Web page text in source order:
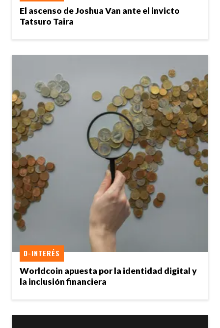
El ascenso de Joshua Van ante el invicto
Tatsuro Taira
Worldcoin apuesta por la identidad digital y
la inclusión financiera
D-INTERÉS